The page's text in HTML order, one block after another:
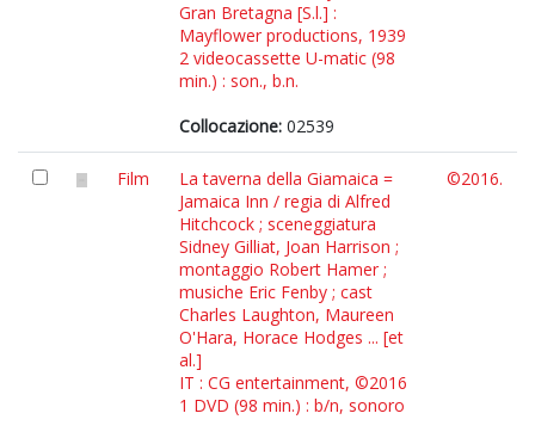
Gran Bretagna [S.l.] :
Mayflower productions, 1939
2 videocassette U-matic (98
min.) : son., b.n.
Collocazione: 02539
Film
La taverna della Giamaica =
Jamaica Inn / regia di Alfred
Hitchcock ; sceneggiatura
Sidney Gilliat, Joan Harrison ;
montaggio Robert Hamer ;
musiche Eric Fenby ; cast
Charles Laughton, Maureen
O'Hara, Horace Hodges ... [et
al.]
IT : CG entertainment, ©2016
1 DVD (98 min.) : b/n, sonoro
©2016.